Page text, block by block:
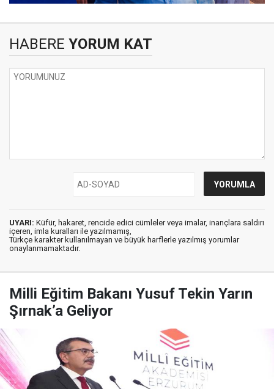
HABERE YORUM KAT
UYARI: Küfür, hakaret, rencide edici cümleler veya imalar, inançlara saldırı
içeren, imla kuralları ile yazılmamış,
Türkçe karakter kullanılmayan ve büyük harflerle yazılmış yorumlar
onaylanmamaktadır.
Milli Eğitim Bakanı Yusuf Tekin Yarın
Şırnak’a Geliyor